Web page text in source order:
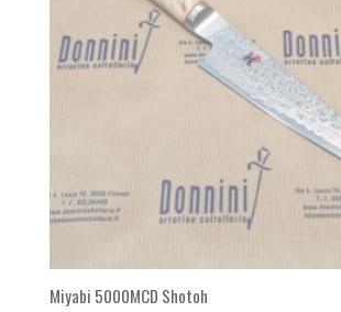
Miyabi 5000MCD Shotoh